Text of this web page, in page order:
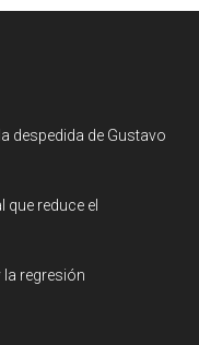
despedida de Gustavo
reduce el
la regresión